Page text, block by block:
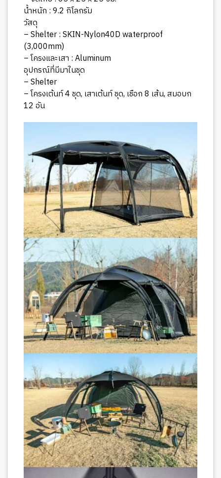
น้ำหนัก : 9.2 กิโลกรัม
วัสดุ
– Shelter : SKIN-Nylon40D waterproof
(3,000mm)
– โครงและเสา : Aluminum
อุปกรณ์ที่มีมาในชุด
– Shelter
– โครงเต้นท์ 4 ชุด, เสาเต้นท์ ชุด, เชือก 8 เส้น, สมอบก
12 อัน